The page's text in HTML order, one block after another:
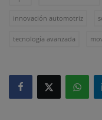
innovación automotriz
tecnología avanzada